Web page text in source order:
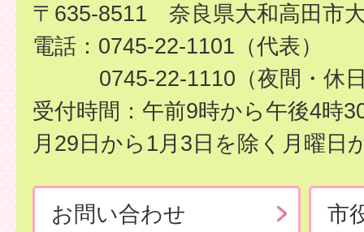
〒635-8511 奈良県大和高田市
電話：0745-22-1101（代表）
0745-22-1110（夜間・休
受付時間：午前9時から午後4時
月29日から1月3日を除く月曜日
お問い合わせ 市